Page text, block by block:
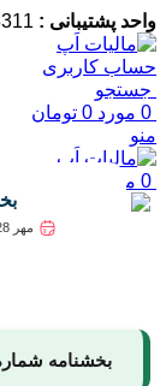
واحد پشتیبانی :
حساب کاربری
جستجو
0 مورد 0 تومان
منو
0 مورد
مهر 28, 1404
بخشنامه شماره 69/ 1404/